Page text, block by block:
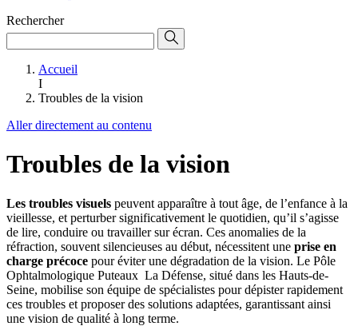
Rechercher
Accueil
I
Troubles de la vision
Aller directement au contenu
Troubles de la vision
Les troubles visuels peuvent apparaître à tout âge, de l’enfance à la
vieillesse, et perturber significativement le quotidien, qu’il s’agisse
de lire, conduire ou travailler sur écran. Ces anomalies de la
réfraction, souvent silencieuses au début, nécessitent une prise en
charge précoce pour éviter une dégradation de la vision. Le Pôle
Ophtalmologique Puteaux La Défense, situé dans les Hauts-de-
Seine, mobilise son équipe de spécialistes pour dépister rapidement
ces troubles et proposer des solutions adaptées, garantissant ainsi
une vision de qualité à long terme.